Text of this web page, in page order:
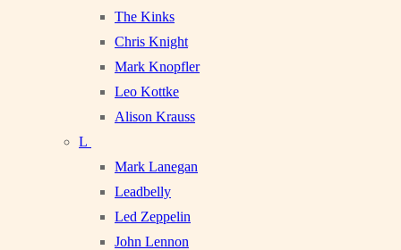
The Kinks
Chris Knight
Mark Knopfler
Leo Kottke
Alison Krauss
L
Mark Lanegan
Leadbelly
Led Zeppelin
John Lennon